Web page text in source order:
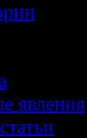
явления